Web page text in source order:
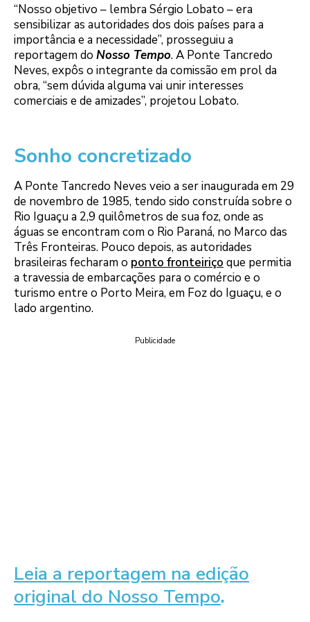
“Nosso objetivo – lembra Sérgio Lobato – era
sensibilizar as autoridades dos dois países para a
importância e a necessidade”, prosseguiu a
reportagem do Nosso Tempo. A Ponte Tancredo
Neves, expôs o integrante da comissão em prol da
obra, “sem dúvida alguma vai unir interesses
comerciais e de amizades”, projetou Lobato.
Sonho concretizado
A Ponte Tancredo Neves veio a ser inaugurada em 29
de novembro de 1985, tendo sido construída sobre o
Rio Iguaçu a 2,9 quilômetros de sua foz, onde as
águas se encontram com o Rio Paraná, no Marco das
Três Fronteiras. Pouco depois, as autoridades
brasileiras fecharam o ponto fronteiriço que permitia
a travessia de embarcações para o comércio e o
turismo entre o Porto Meira, em Foz do Iguaçu, e o
lado argentino.
Publicidade
Leia a reportagem na edição
original do Nosso Tempo.